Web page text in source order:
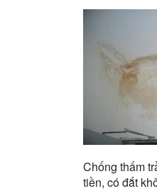
Chống thấm
tiền, có đắt